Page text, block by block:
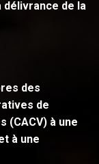
délivrance de la
des
de
(CACV) à une
à une